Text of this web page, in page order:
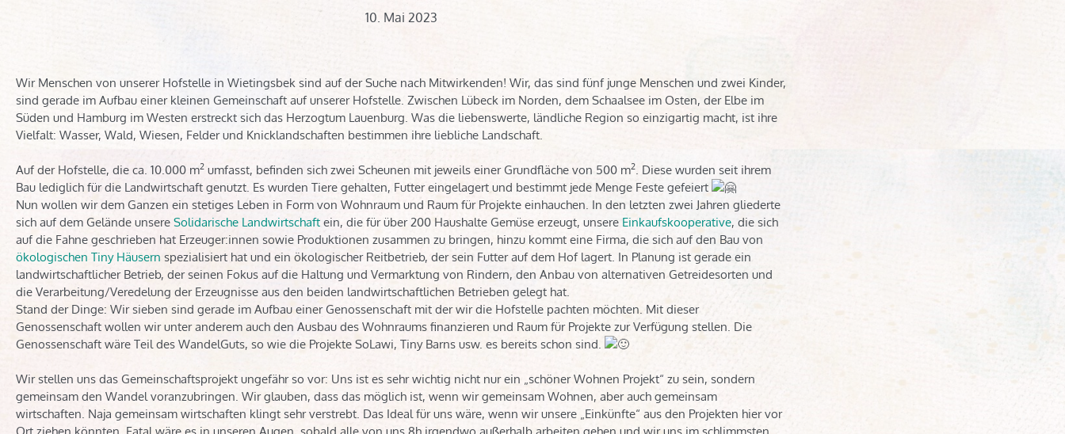
10. Mai 2023
Wir Menschen von unserer Hofstelle in Wietingsbek sind auf der Suche nach Mitwirkenden! Wir, das sind fünf junge Menschen und zwei Kinder,
sind gerade im Aufbau einer kleinen Gemeinschaft auf unserer Hofstelle. Zwischen Lübeck im Norden, dem Schaalsee im Osten, der Elbe im
Süden und Hamburg im Westen erstreckt sich das Herzogtum Lauenburg. Was die liebenswerte, ländliche Region so einzigartig macht, ist ihre
Vielfalt: Wasser, Wald, Wiesen, Felder und Knicklandschaften bestimmen ihre liebliche Landschaft.
Auf der Hofstelle, die ca. 10.000 m2 umfasst, befinden sich zwei Scheunen mit jeweils einer Grundfläche von 500 m2 . Diese wurden seit ihrem
Bau lediglich für die Landwirtschaft genutzt. Es wurden Tiere gehalten, Futter eingelagert und bestimmt jede Menge Feste gefeiert
Nun wollen wir dem Ganzen ein stetiges Leben in Form von Wohnraum und Raum für Projekte einhauchen. In den letzten zwei Jahren gliederte
sich auf dem Gelände unsere Solidarische Landwirtschaft ein, die für über 200 Haushalte Gemüse erzeugt, unsere Einkaufskooperative, die sich
auf die Fahne geschrieben hat Erzeuger:innen sowie Produktionen zusammen zu bringen, hinzu kommt eine Firma, die sich auf den Bau von
ökologischen Tiny Häusern spezialisiert hat und ein ökologischer Reitbetrieb, der sein Futter auf dem Hof lagert. In Planung ist gerade ein
landwirtschaftlicher Betrieb, der seinen Fokus auf die Haltung und Vermarktung von Rindern, den Anbau von alternativen Getreidesorten und
die Verarbeitung/Veredelung der Erzeugnisse aus den beiden landwirtschaftlichen Betrieben gelegt hat.
Stand der Dinge: Wir sieben sind gerade im Aufbau einer Genossenschaft mit der wir die Hofstelle pachten möchten. Mit dieser
Genossenschaft wollen wir unter anderem auch den Ausbau des Wohnraums finanzieren und Raum für Projekte zur Verfügung stellen. Die
Genossenschaft wäre Teil des WandelGuts, so wie die Projekte SoLawi, Tiny Barns usw. es bereits schon sind.
Wir stellen uns das Gemeinschaftsprojekt ungefähr so vor: Uns ist es sehr wichtig nicht nur ein „schöner Wohnen Projekt“ zu sein, sondern
gemeinsam den Wandel voranzubringen. Wir glauben, dass das möglich ist, wenn wir gemeinsam Wohnen, aber auch gemeinsam
wirtschaften. Naja gemeinsam wirtschaften klingt sehr verstrebt. Das Ideal für uns wäre, wenn wir unsere „Einkünfte“ aus den Projekten hier vor
Ort ziehen könnten. Fatal wäre es in unseren Augen, sobald alle von uns 8h irgendwo außerhalb arbeiten gehen und wir uns im schlimmsten